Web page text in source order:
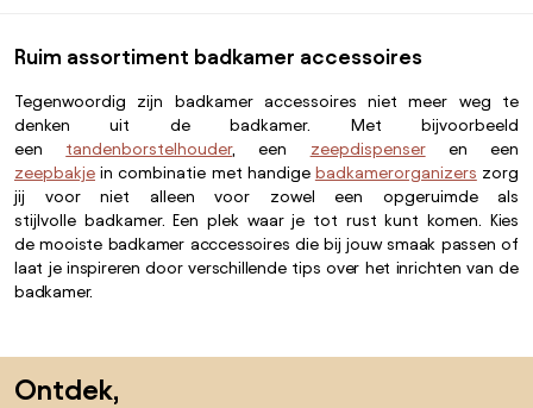
Ruim assortiment badkamer accessoires
Tegenwoordig zijn badkamer accessoires niet meer weg te
denken uit de badkamer. Met bijvoorbeeld
een tandenborstelhouder, een zeepdispenseren een
zeepbakje in combinatie met handige badkamerorganizers zorg
jij voor niet alleen voor zowel een opgeruimde als
stijlvolle badkamer. Een plek waar je tot rust kunt komen.
Kies
demooiste badkamer acccessoires die bij jouw smaak passen of
laat je inspireren door verschillende tips over het inrichten van de
badkamer.
Ontdek,